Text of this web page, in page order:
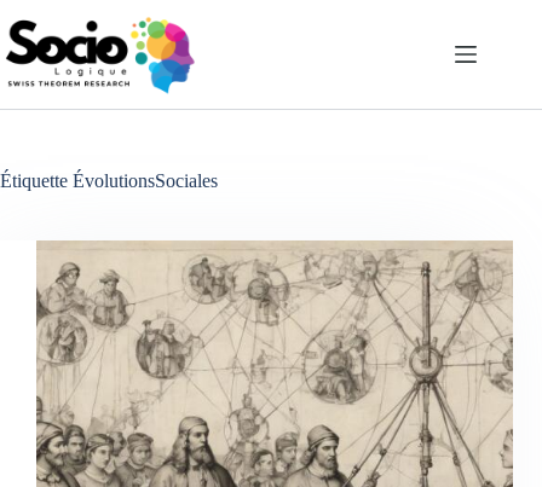
au
contenu
Étiquette ÉvolutionsSociales